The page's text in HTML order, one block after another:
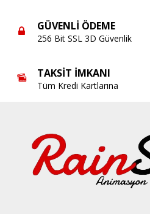
GÜVENLI ÖDEME
256 Bit SSL 3D Güvenlik
TAKSIT İMKANI
Tüm Kredi Kartlarına